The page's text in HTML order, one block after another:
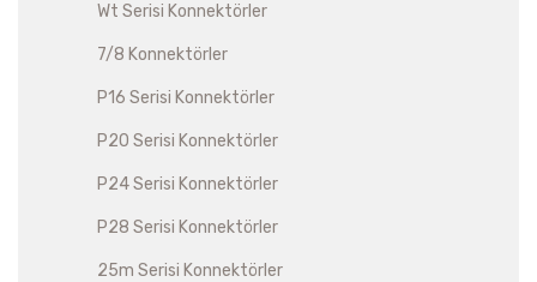
Wt Serisi Konnektörler
7/8 Konnektörler
P16 Serisi Konnektörler
P20 Serisi Konnektörler
P24 Serisi Konnektörler
P28 Serisi Konnektörler
25m Serisi Konnektörler